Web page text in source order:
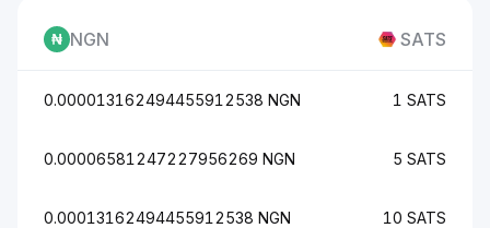
NGN SATS
0.000013162494455912538 NGN 1 SATS
0.00006581247227956269 NGN 5 SATS
0.00013162494455912538 NGN 10 SATS